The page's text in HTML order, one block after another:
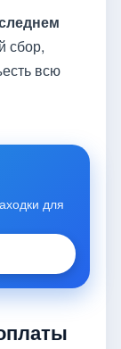
сбор,
всю
для